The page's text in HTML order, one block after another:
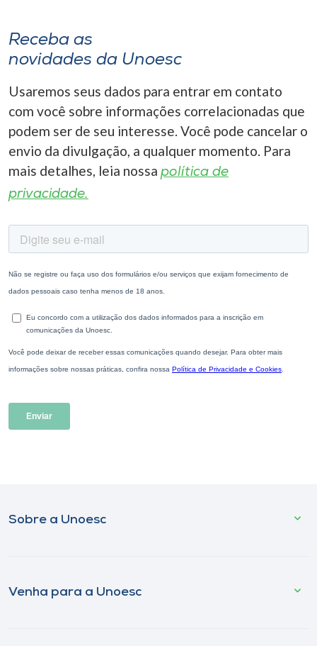
Receba as
novidades da Unoesc
Usaremos seus dados para entrar em contato
com você sobre informações correlacionadas que
podem ser de seu interesse. Você pode cancelar o
envio da divulgação, a qualquer momento. Para
mais detalhes, leia nossa política de
privacidade.
Sobre a Unoesc
Venha para a Unoesc